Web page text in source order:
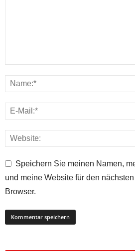
Speichern Sie meinen Namen,
und meine Website für den
Browser.